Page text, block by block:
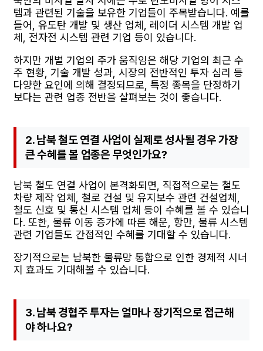
템과 관련된 기술을 보유한 기업들이 주목받습니다. 예를
들어, 유도탄 개발 및 생산 업체, 레이더 시스템 개발 업
체, 전자전 시스템 관련 기업 등이 있습니다.
하지만 개별 기업의 주가 움직임은 해당 기업의 최근 수
주 현황, 기술 개발 성과, 시장의 전반적인 투자 심리 등
다양한 요인에 의해 결정되므로, 특정 종목을 단정하기
보다는 관련 업종 전반을 살펴보는 것이 좋습니다.
2. 남북 철도 연결 사업이 실제로 성사될 경우 가장
큰 수혜를 볼 업종은 무엇인가요?
남북 철도 연결 사업이 본격화되면, 직접적으로는 철도
차량 제작 업체, 철로 건설 및 유지보수 관련 건설업체,
철도 신호 및 통신 시스템 업체 등이 수혜를 볼 수 있습니
다. 또한, 물류 이동 증가에 따른 해운, 항만, 물류 시스템
관련 기업들도 간접적인 수혜를 기대할 수 있습니다.
장기적으로는 남북한 물류망 통합으로 인한 경제적 시너
지 효과도 기대해볼 수 있습니다.
3. 남북 경협주 투자는 얼마나 장기적으로 접근해
야 하나요?